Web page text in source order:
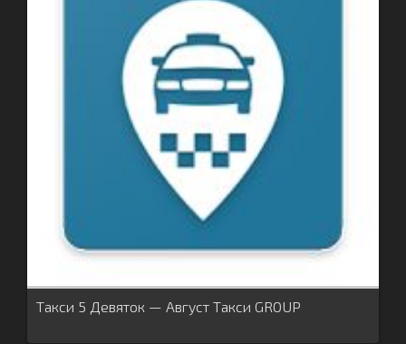
Такси 5 Девяток — Август Такси GROUP